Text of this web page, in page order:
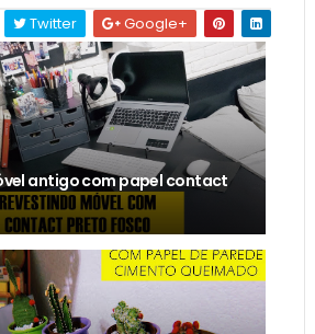
Twitter Google+
antigo com papel contact